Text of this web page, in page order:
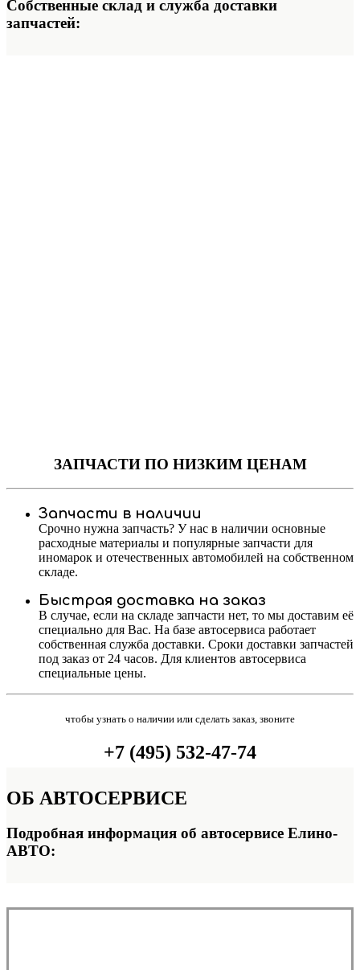
Собственные склад и служба доставки
запчастей:
ЗАПЧАСТИПО НИЗКИМ ЦЕНАМ
Запчасти в наличии
Срочно нужна запчасть? У нас в наличии основные
расходные материалы и популярные запчасти для
иномарок и отечественных автомобилей на собственном
складе.
Быстрая доставка на заказ
В случае, если на складе запчасти нет, то мы доставим её
специально для Вас. На базе автосервиса работает
собственная служба доставки. Сроки доставки запчастей
под заказ от 24 часов. Для клиентов автосервиса
специальные цены.
чтобы узнать о наличии или сделать заказ, звоните
+7 (495) 532-47-74
ОБ АВТОСЕРВИСЕ
Подробная информация об автосервисе Елино-
АВТО: